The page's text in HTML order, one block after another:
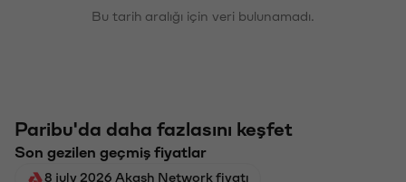
Bu tarih aralığı için veri bulunamadı.
Paribu'da daha fazlasını keşfet
Son gezilen geçmiş fiyatlar
8 july 2026 Akash Network fiyatı